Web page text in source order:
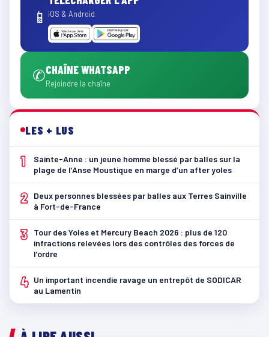
📱 iOS & Android
✆CHAÎNE WHATSAPP
Rejoindre la chaîne
LES + LUS
1
Sainte-Anne : un jeune homme blessé par balles sur la
plage de l’Anse Moustique en marge d’un after yoles
2
Deux personnes blessées par balles aux Terres Sainville
à Fort-de-France
3
Tour des Yoles et Mercury Beach 2026 : plus de 120
infractions relevées lors des contrôles des forces de
l’ordre
4 Un important incendie ravage un entrepôt de SODICAR
au Lamentin